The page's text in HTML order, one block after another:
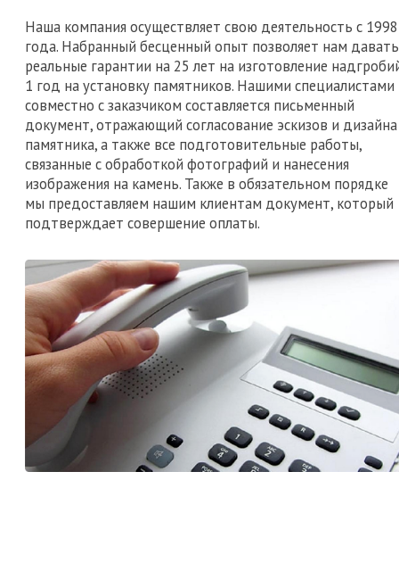
Наша компания осуществляет свою деятельность с 1998
года. Набранный бесценный опыт позволяет нам давать
реальные гарантии на 25 лет на изготовление
1 год на установку памятников. Нашими специалистами
совместно с заказчиком составляется письменный
документ, отражающий согласование эскизов и дизайна
памятника, а также все подготовительные работы,
связанные с обработкой фотографий и нанесения
изображения на камень. Также в обязательном порядке
мы предоставляем нашим клиентам документ, который
подтверждает совершение оплаты.